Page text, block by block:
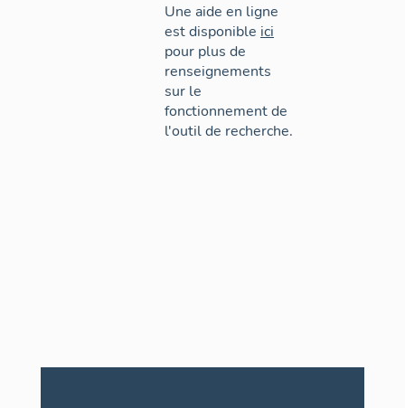
Une aide en ligne
est disponible ici
pour plus de
renseignements
sur le
fonctionnement de
l'outil de recherche.